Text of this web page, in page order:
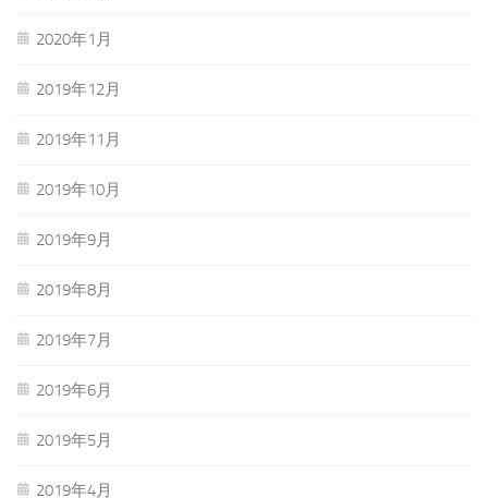
2020年1月
2019年12月
2019年11月
2019年10月
2019年9月
2019年8月
2019年7月
2019年6月
2019年5月
2019年4月